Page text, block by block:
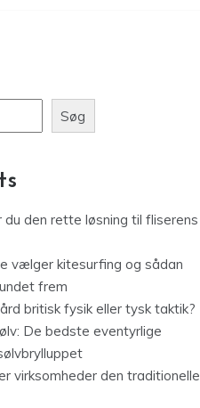
Søg
den rette løsning til fliserens
vælger kitesurfing og sådan
frem
britisk fysik eller tysk taktik?
De bedste eventyrlige
virksomheder den traditionelle